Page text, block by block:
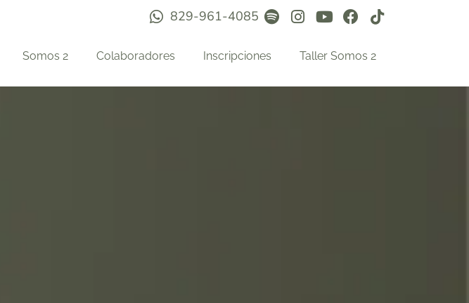
829-961-4085
Somos 2 Colaboradores Inscripciones Taller Somos 2